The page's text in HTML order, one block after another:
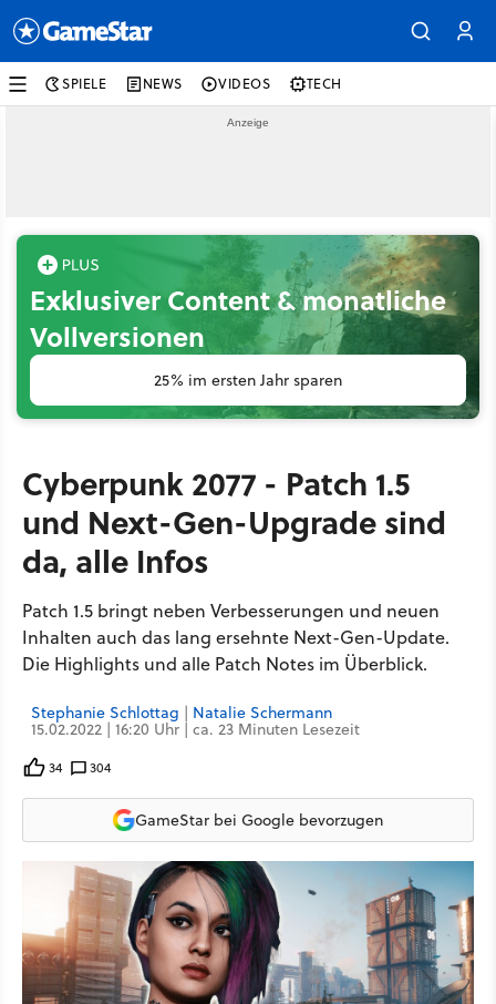
SPIELE NEWS VIDEOS TECH
Exklusiver Content & monatliche
Vollversionen
25% im ersten Jahr sparen
Cyberpunk 2077 - Patch 1.5
und Next-Gen-Upgrade sind
da, alle Infos
Patch 1.5 bringt neben Verbesserungen und neuen
Inhalten auch das lang ersehnte Next-Gen-Update.
Die Highlights und alle Patch Notes im Überblick.
Stephanie Schlottag | Natalie Schermann
15.02.2022 | 16:20 Uhr | ca. 23 Minuten Lesezeit
34 304
GameStar bei Google bevorzugen